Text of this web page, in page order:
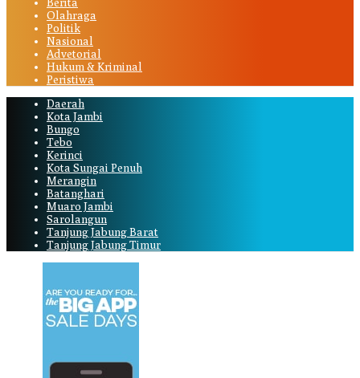
Berita
Olahraga
Politik
Nasional
Advetorial
Hukum & Kriminal
Peristiwa
Daerah
Kota Jambi
Bungo
Tebo
Kerinci
Kota Sungai Penuh
Merangin
Batanghari
Muaro Jambi
Sarolangun
Tanjung Jabung Barat
Tanjung Jabung Timur